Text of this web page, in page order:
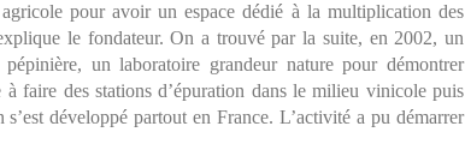
pour avoir un espace dédié à la multiplication des
le fondateur. On a trouvé par la suite, en 2002, un
un laboratoire grandeur nature pour démontrer
faire des stations d’épuration dans le milieu vinicole puis
développé partout en France. L’activité a pu démarrer